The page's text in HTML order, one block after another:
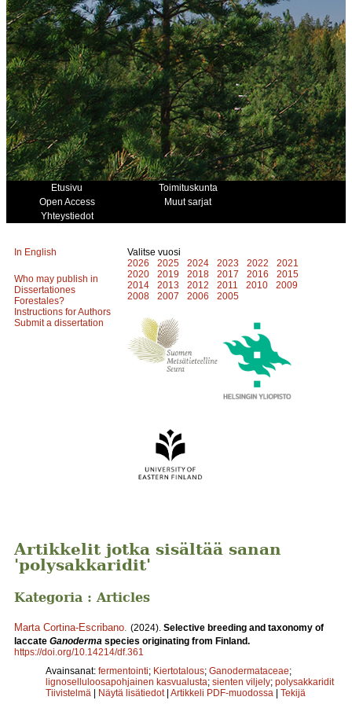
Etusivu
Toimituskunta
Open Access
Muut sarjat
Yhteystiedot
In English
Who may publish in
Dissertationes
Forestales?
Instructions for Authors
Submit a dissertation
Valitse vuosi
2026
2025 2024 2023 2022
2021
2020
2019 2018 2017 2016
2015
2014
2013 2012 2011 2010
2009
2008
2007 2006 2005
Artikkelit jotka sisältää sanan
'polysakkaridit'
Kategoria : Articles
Marta Cortina-Escribano (2024). Selective breeding and taxonomy of
laccate Ganoderma species originating from Finland.
https://doi.org/10.14214/df.361
Avainsanat: fermentointi; Kiertotalous; Ganodermataceae;
lignoselluloosapohjainen kasvualusta; sienten viljely; polysakkaridit
Tiivistelmä | Näytä lisätiedot | Artikkeli PDF-muodossa | Tekijä